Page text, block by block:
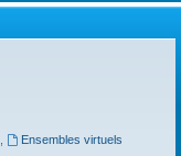
Ensembles virtuels